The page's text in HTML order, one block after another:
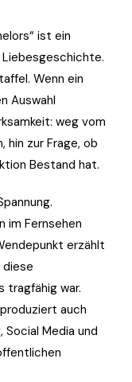
ist ein
Wenn ein
Auswahl
weg vom
hin zur Frage, ob
Bestand hat.
im Fernsehen
erzählt
diese
tragfähig war.
auch
Social Media und